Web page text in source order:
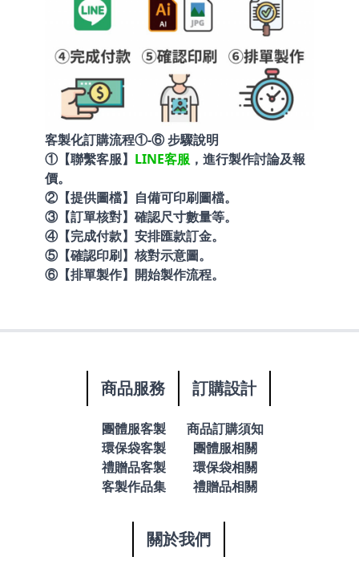
客製化訂購流程①-⑥ 步驟說明
①【聯繫客服】 LINE客服 ，進行製作討論及報
價。
②【提供圖檔】自備可印刷圖檔。
③【訂單核對】確認尺寸數量等。
④【完成付款】安排匯款訂金。
⑤【確認印刷】核對示意圖。
⑥【排單製作】開始製作流程。
商品服務
團體服客製
環保袋客製
禮贈品客製
客製作品集
訂購設計
商品訂購須知
團體服相關
環保袋相關
禮贈品相關
關於我們